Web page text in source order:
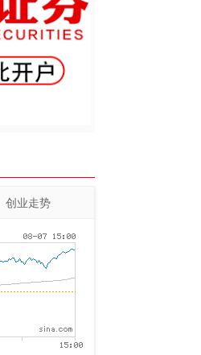
创业走势